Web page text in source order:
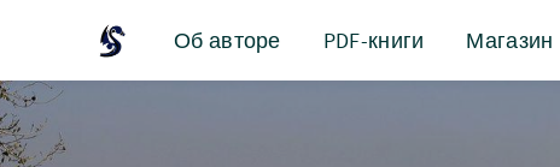
Об авторе PDF-книги Магазин